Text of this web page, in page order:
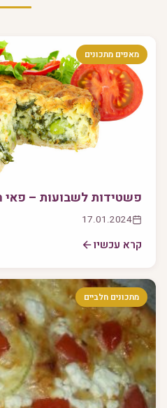
מאפים מתכונים
פשטידות לשבועות – פאי
17.01.2024
קרא עכשיו
מתכונים חלביים